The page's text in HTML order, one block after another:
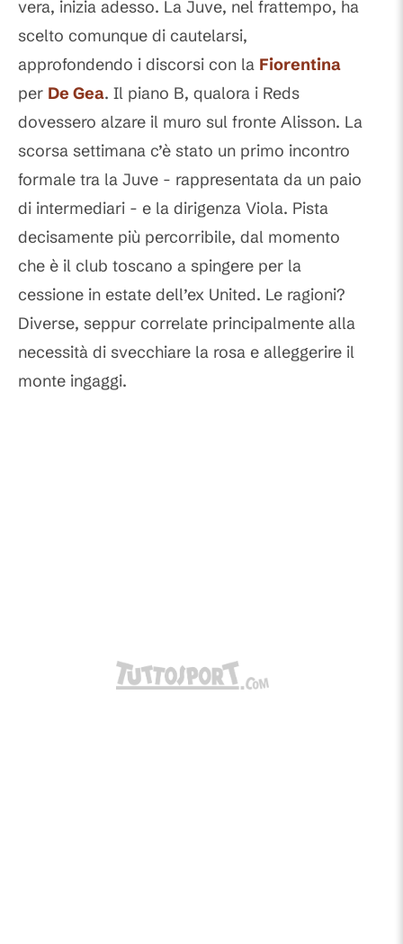
vera, inizia adesso. La Juve, nel frattempo, ha
scelto comunque di cautelarsi,
approfondendo i discorsi con la Fiorentina
per De Gea. Il piano B, qualora i Reds
dovessero alzare il muro sul fronte Alisson. La
scorsa settimana c’è stato un primo incontro
formale tra la Juve - rappresentata da un paio
di intermediari - e la dirigenza Viola. Pista
decisamente più percorribile, dal momento
che è il club toscano a spingere per la
cessione in estate dell’ex United. Le ragioni?
Diverse, seppur correlate principalmente alla
necessità di svecchiare la rosa e alleggerire il
monte ingaggi.